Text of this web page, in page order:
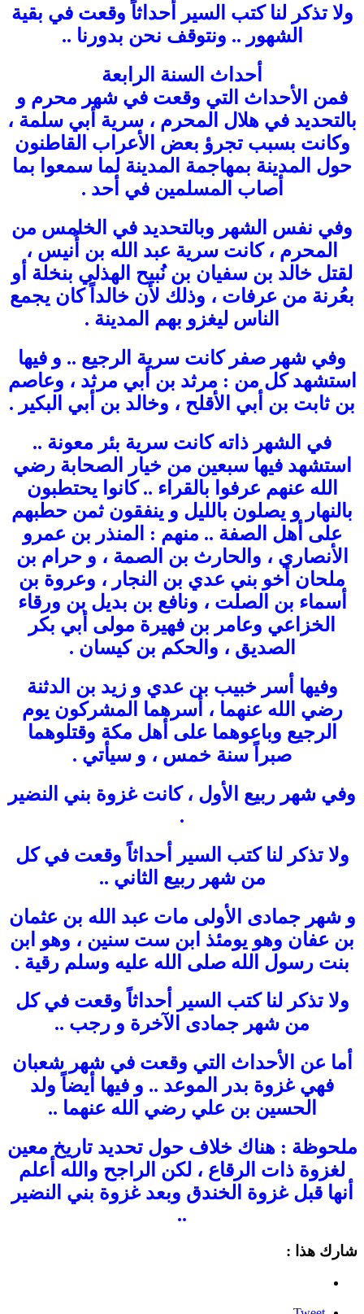
ولا تذكر لنا كتب السير أحداثاً وقعت في بقية
الشهور .. ونتوقف نحن بدورنا ..
أحداث السنة الرابعة
فمن الأحداث التي وقعت في شهر محرم و
بالتحديد في هلال المحرم ، سرية أبي سلمة ،
وكانت بسبب تجرؤ بعض الأعراب القاطنون
حول المدينة بمهاجمة المدينة لما سمعوا بما
أصاب المسلمين في أحد .
وفي نفس الشهر وبالتحديد في الخامس من
المحرم ، كانت سرية عبد الله بن أُنيس ،
لقتل خالد بن سفيان بن نُبيح الهذلي بنخلة أو
بعُرنة من عرفات ، وذلك لأن خالداً كان يجمع
الناس ليغزو بهم المدينة .
وفي شهر صفر كانت سرية الرجيع .. و فيها
استشهد كل من : مرثد بن أبي مرثد ، وعاصم
بن ثابت بن أبي الأقلح ، وخالد بن أبي البكير .
في الشهر ذاته كانت سرية بئر معونة ..
استشهد فيها سبعين من خيار الصحابة رضي
الله عنهم عرفوا بالقراء .. كانوا يحتطبون
بالنهار و يصلون بالليل و ينفقون ثمن حطبهم
على أهل الصفة .. منهم : المنذر بن عمرو
الأنصاري ، والحارث بن الصمة ، و حرام بن
ملحان أخو بني عدي بن النجار ، وعروة بن
أسماء بن الصلت ، ونافع بن بديل بن ورقاء
الخزاعي وعامر بن فهيرة مولى أبي بكر
الصديق ، والحكم بن كيسان .
وفيها أسر خبيب بن عدي و زيد بن الدثنة
رضي الله عنهما ، أسرهما المشركون يوم
الرجيع وباعوهما على أهل مكة وقتلوهما
صبراً سنة خمس ، و سيأتي .
وفي شهر ربيع الأول ، كانت غزوة بني النضير
.
ولا تذكر لنا كتب السير أحداثاً وقعت في كل
من شهر ربيع الثاني ..
و شهر جمادى الأولى مات عبد الله بن عثمان
بن عفان وهو يومئذ ابن ست سنين ، وهو ابن
بنت رسول الله صلى الله عليه وسلم رقية .
ولا تذكر لنا كتب السير أحداثاً وقعت في كل
من شهر جمادى الآخرة و رجب ..
أما عن الأحداث التي وقعت في شهر شعبان
فهي غزوة بدر الموعد .. و فيها أيضاً ولد
الحسين بن علي رضي الله عنهما ..
ملحوظة : هناك خلاف حول تحديد تاريخ معين
لغزوة ذات الرقاع ، لكن الراجح والله أعلم
أنها قبل غزوة الخندق وبعد غزوة بني النضير
..
شارك هذا :